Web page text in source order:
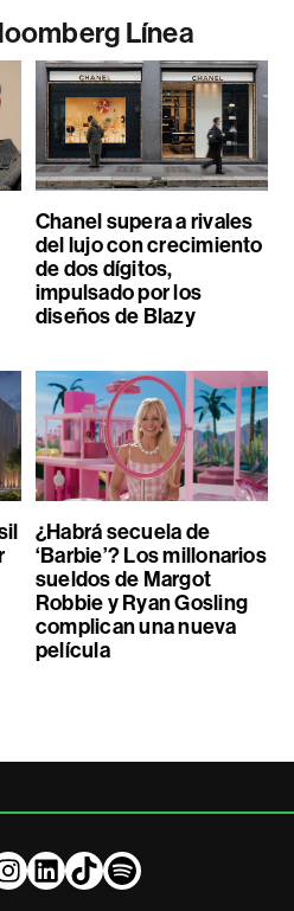
Línea
Chanel supera a rivales
del lujo con crecimiento
de dos dígitos,
impulsado por los
diseños de Blazy
¿Habrá secuela de
‘Barbie’? Los millonarios
sueldos de Margot
Robbie y Ryan Gosling
complican una nueva
película